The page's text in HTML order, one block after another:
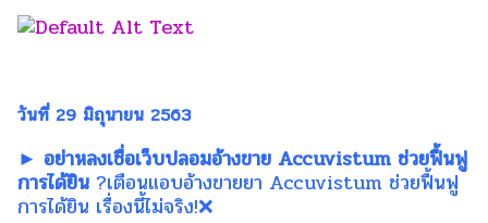
วันที่ 29 มิถุนายน 2563
► อย่าหลงเชื่อเว็บปลอมอ้างขาย Accuvistum ช่วยฟื้นฟู
การได้ยิน ?เตือนแอบอ้างขายยา Accuvistum ช่วยฟื้นฟู
การได้ยิน เรื่องนี้ไม่จริง!❌